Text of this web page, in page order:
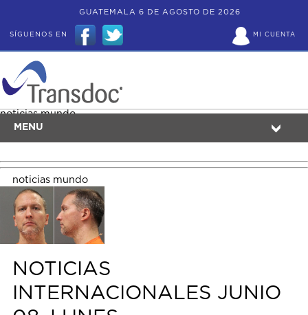
GUATEMALA 6 DE AGOSTO DE 2026
MI CUENTA
SÍGUENOS EN
MENU
noticias mundo
noticias mundo
NOTICIAS
INTERNACIONALES JUNIO